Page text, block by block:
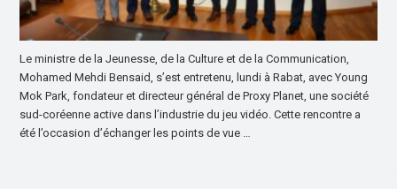
Le ministre de la Jeunesse, de la Culture et de la Communication,
Mohamed Mehdi Bensaid, s’est entretenu, lundi à Rabat, avec Young
Mok Park, fondateur et directeur général de Proxy Planet, une société
sud-coréenne active dans l’industrie du jeu vidéo. Cette rencontre a
été l’occasion d’échanger les points de vue …